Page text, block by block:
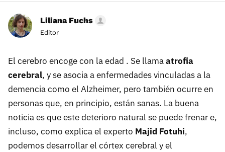
Liliana Fuchs
Editor
El cerebro encoge con la edad . Se llamaatrofia
cerebral, y se asocia a enfermedades vinculadas a la
demencia como el Alzheimer, pero también ocurre en
personas que, en principio, están sanas. La buena
noticia es que este deterioro natural se puede frenar e,
incluso, como explica el experto Majid Fotuhi,
podemos desarrollar el córtex cerebral y el